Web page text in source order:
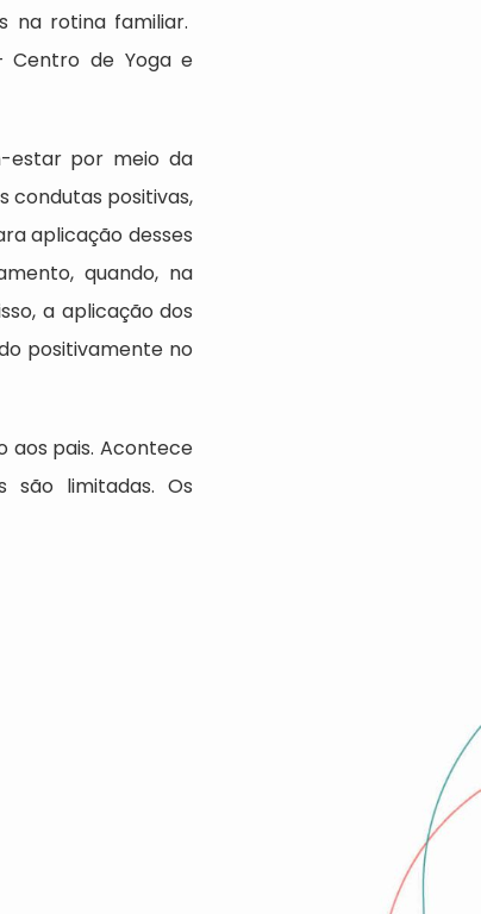
na rotina familiar.
Centro de Yoga e
estar por meio da
condutas positivas,
aplicação desses
quando, na
a aplicação dos
positivamente no
aos pais. Acontece
são limitadas. Os